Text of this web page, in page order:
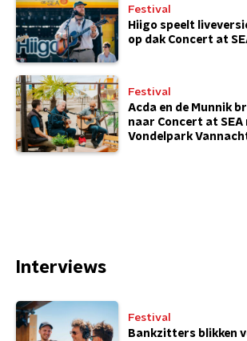
Festival
Hiigo speelt
op dak Concert at
Festival
Acda en de Munnik
naar Concert at SEA
Vondelpark
Interviews
Festival
Bankzitters blikken